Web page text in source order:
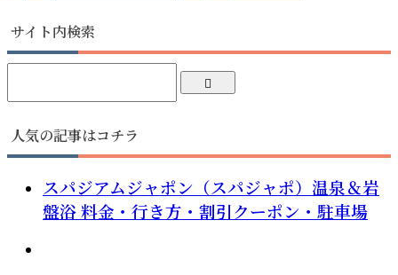
サイト内検索
人気の記事はコチラ
スパジアムジャポン（スパジャポ）温泉＆岩
盤浴 料金・行き方・割引クーポン・駐車場